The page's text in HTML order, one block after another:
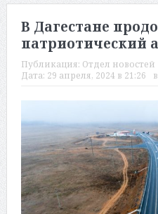
В Дагестане
патриотический
Публикация: Отдел новостей
Дата: 29 апреля, 2024 в 21:26